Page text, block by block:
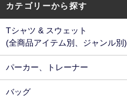
カテゴリーから探す
Tシャツ & スウェット
(全商品アイテム別、ジャンル別)
パーカー、トレーナー
バッグ